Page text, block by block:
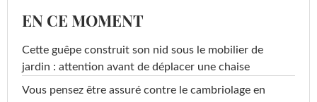
EN CE MOMENT
Cette guêpe construit son nid sous le mobilier de
jardin : attention avant de déplacer une chaise
Vous pensez être assuré contre le cambriolage en